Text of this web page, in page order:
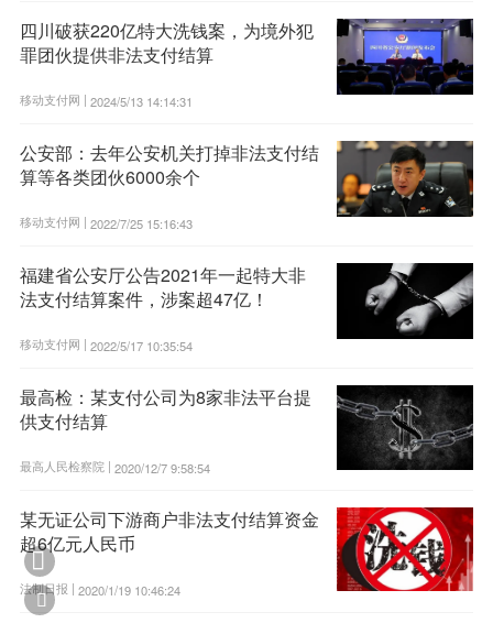
四川破获220亿特大洗钱案，为境外犯
罪团伙提供非法支付结算
移动支付网 | 2024/5/13 14:14:31
公安部：去年公安机关打掉非法支付结
算等各类团伙6000余个
移动支付网 | 2022/7/25 15:16:43
福建省公安厅公告2021年一起特大非
法支付结算案件，涉案超47亿！
移动支付网 | 2022/5/17 10:35:54
最高检：某支付公司为8家非法平台提
供支付结算
最高人民检察院 | 2020/12/7 9:58:54
某无证公司下游商户非法支付结算资金
超6亿元人民币
法制日报 | 2020/1/19 10:46:24

